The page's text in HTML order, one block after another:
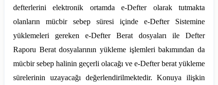
defterlerini elektronik ortamda e-Defter olarak tutmakta
olanların mücbir sebep süresi içinde e-Defter Sistemine
yüklemeleri gereken e-Defter Berat dosyaları ile Defter
Raporu Berat dosyalarının yükleme işlemleri bakımından da
mücbir sebep halinin geçerli olacağı ve e-Defter berat yükleme
sürelerinin uzayacağı değerlendirilmektedir. Konuya ilişkin